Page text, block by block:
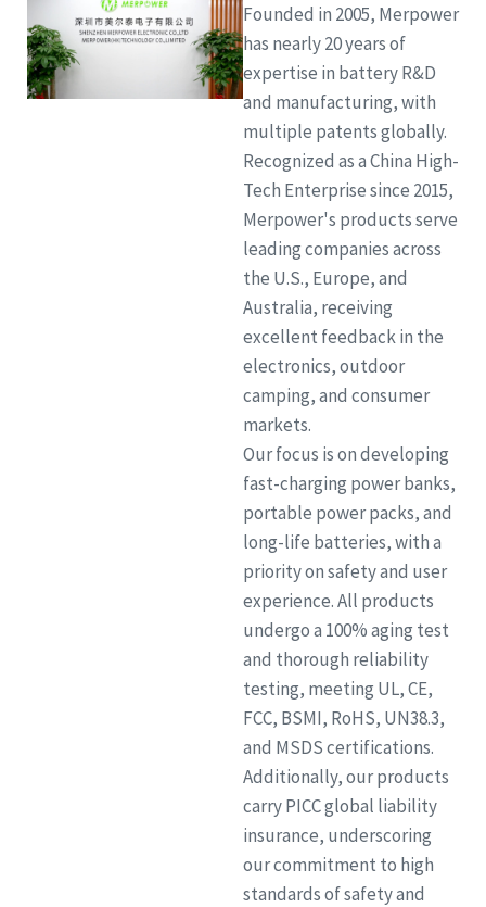
Founded in 2005, Merpower
has nearly 20 years of
expertise in battery R&D
and manufacturing, with
multiple patents globally.
Recognized as a China High-
Tech Enterprise since 2015,
Merpower's products serve
leading companies across
the U.S., Europe, and
Australia, receiving
excellent feedback in the
electronics, outdoor
camping, and consumer
markets.
Our focus is on developing
fast-charging power banks,
portable power packs, and
long-life batteries, with a
priority on safety and user
experience. All products
undergo a 100% aging test
and thorough reliability
testing, meeting UL, CE,
FCC, BSMI, RoHS, UN38.3,
and MSDS certifications.
Additionally, our products
carry PICC global liability
insurance, underscoring
our commitment to high
standards of safety and